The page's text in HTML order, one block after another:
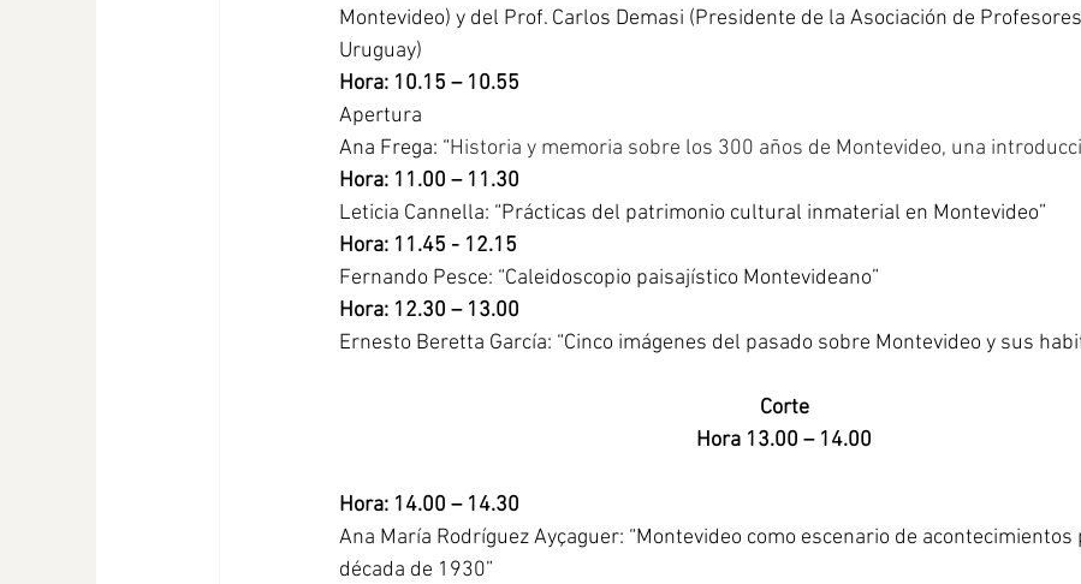
Montevideo) y del Prof. Carlos Demasi (Presidente de la Asociación de
Uruguay)
Hora: 10.15 – 10.55
Apertura
Ana Frega: “Historia y memoria sobre los 300 años de Montevideo, una
Hora: 11.00 – 11.30
Leticia Cannella: “Prácticas del patrimonio cultural inmaterial en Montevideo”
Hora: 11.45 - 12.15
Fernando Pesce: “Caleidoscopio paisajístico Montevideano”
Hora: 12.30 – 13.00
Ernesto Beretta García: “Cinco imágenes del pasado sobre Montevideo y sus
Corte
Hora 13.00 – 14.00
Hora: 14.00 – 14.30
Ana María Rodríguez Ayçaguer: “Montevideo como escenario de
década de 1930”